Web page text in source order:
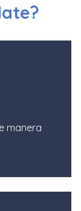
manera